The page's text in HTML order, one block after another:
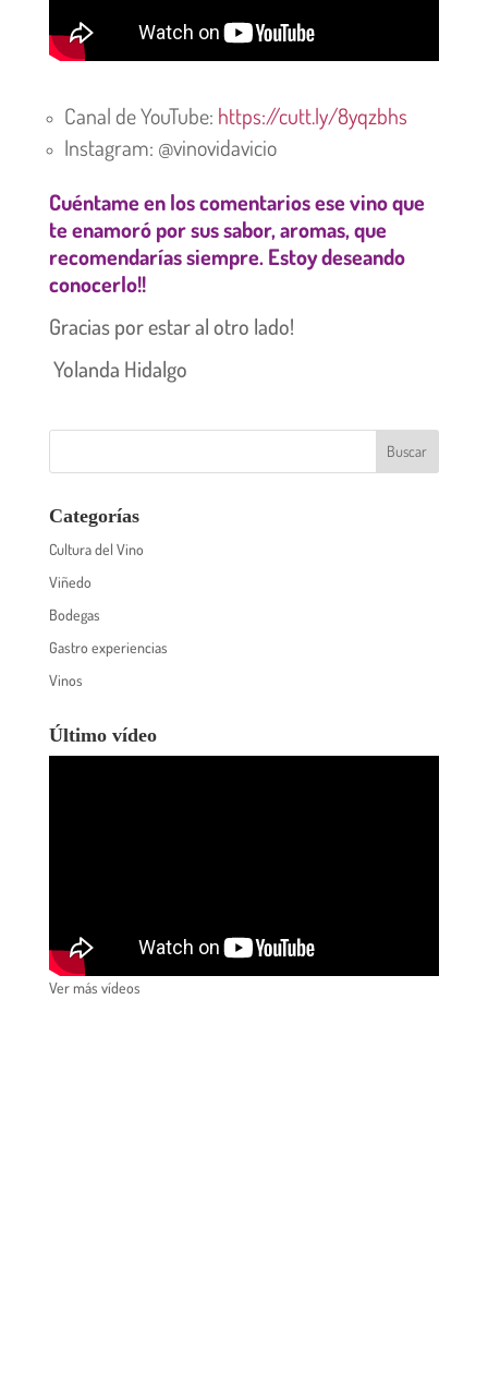
Canal de YouTube: https://cutt.ly/8yqzbhs
Instagram: @vinovidavicio
Cuéntame en los comentarios ese vino que
te enamoró por sus sabor, aromas, que
recomendarías siempre. Estoy deseando
conocerlo!!
Gracias por estar al otro lado!
Yolanda Hidalgo
Categorías
Cultura del Vino
Viñedo
Bodegas
Gastro experiencias
Vinos
Último vídeo
Ver más vídeos